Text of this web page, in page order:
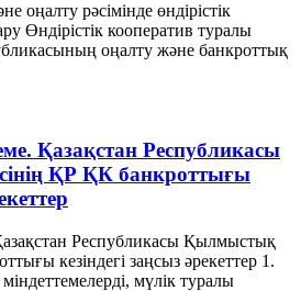
оңалту рәсімінде өндірістік
Өндiрiстiк кооператив туралы
оңалту және банкроттық
Қазақстан Республикасы
ҚР ҚК банкроттығы
Республикасы Қылмыстық
кезіндегі заңсыз әрекеттер 1.
мүлік туралы